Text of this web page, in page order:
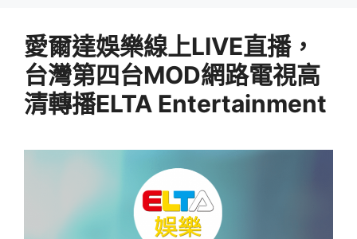
愛爾達娛樂線上LIVE直播，
台灣第四台MOD網路電視高
清轉播ELTA Entertainment